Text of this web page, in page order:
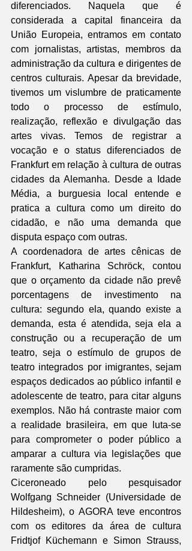
diferenciados. Naquela que é
considerada a capital financeira da
União Europeia, entramos em contato
com jornalistas, artistas, membros da
administração da cultura e dirigentes de
centros culturais. Apesar da brevidade,
tivemos um vislumbre de praticamente
todo o processo de estímulo,
realização, reflexão e divulgação das
artes vivas. Temos de registrar a
vocação e o status diferenciados de
Frankfurt em relação à cultura de outras
cidades da Alemanha. Desde a Idade
Média, a burguesia local entende e
pratica a cultura como um direito do
cidadão, e não uma demanda que
disputa espaço com outras.
A coordenadora de artes cênicas de
Frankfurt, Katharina Schröck, contou
que o orçamento da cidade não prevê
porcentagens de investimento na
cultura: segundo ela, quando existe a
demanda, esta é atendida, seja ela a
construção ou a recuperação de um
teatro, seja o estímulo de grupos de
teatro integrados por imigrantes, sejam
espaços dedicados ao público infantil e
adolescente de teatro, para citar alguns
exemplos. Não há contraste maior com
a realidade brasileira, em que luta-se
para comprometer o poder público a
amparar a cultura via legislações que
raramente são cumpridas.
Ciceroneado pelo pesquisador
Wolfgang Schneider (Universidade de
Hildesheim), o AGORA teve encontros
com os editores da área de cultura
Fridtjof Küchemann e Simon Strauss,